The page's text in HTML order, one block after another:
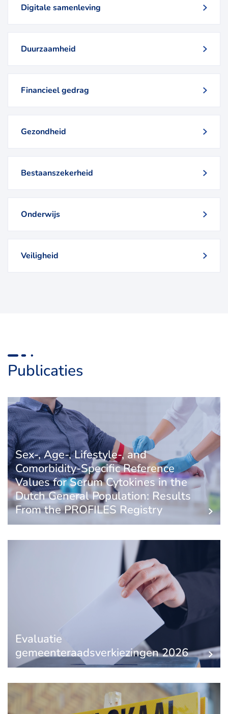
Digitale samenleving
Duurzaamheid
Financieel gedrag
Gezondheid
Bestaanszekerheid
Onderwijs
Veiligheid
Publicaties
Sex-, Age-, Lifestyle-, and
Comorbidity-Specific Reference
Values for Serum Cytokines in the
Dutch General Population: Results
From the PROFILES Registry
Evaluatie
gemeenteraadsverkiezingen 2026